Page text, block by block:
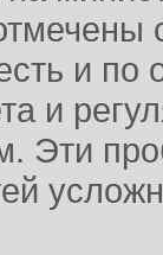
и по
и
Эти